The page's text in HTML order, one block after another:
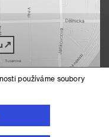
používáme soubory